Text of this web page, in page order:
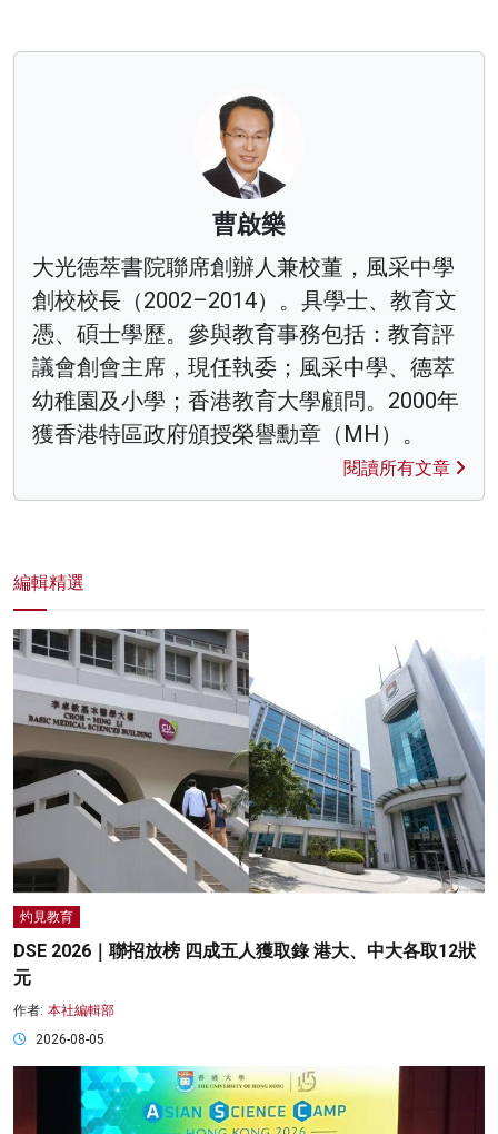
曹啟樂
大光德萃書院聯席創辦人兼校董，風采中學
創校校長（2002–2014）。具學士、教育文
憑、碩士學歷。參與教育事務包括：教育評
議會創會主席，現任執委；風采中學、德萃
幼稚園及小學；香港教育大學顧問。2000年
獲香港特區政府頒授榮譽勳章（MH）。
閱讀所有文章
編輯精選
灼見教育
DSE 2026｜聯招放榜 四成五人獲取錄 港大、中大各取12狀
元
作者: 本社編輯部
2026-08-05